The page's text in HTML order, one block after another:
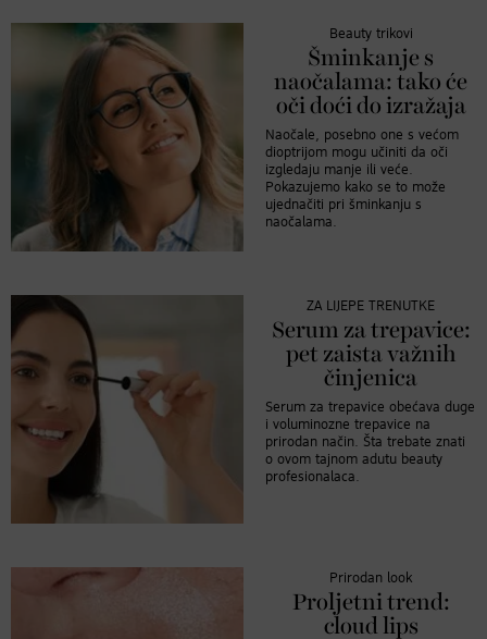
Beauty trikovi
Šminkanje s
naočalama: tako će
oči doći do izražaja
Naočale, posebno one s većom
dioptrijom mogu učiniti da oči
izgledaju manje ili veće.
Pokazujemo kako se to može
ujednačiti pri šminkanju s
naočalama.
ZA LIJEPE TRENUTKE
Serum za trepavice:
pet zaista važnih
činjenica
Serum za trepavice obećava duge
i voluminozne trepavice na
prirodan način. Šta trebate znati
o ovom tajnom adutu beauty
profesionalaca.
Prirodan look
Proljetni trend:
cloud lips